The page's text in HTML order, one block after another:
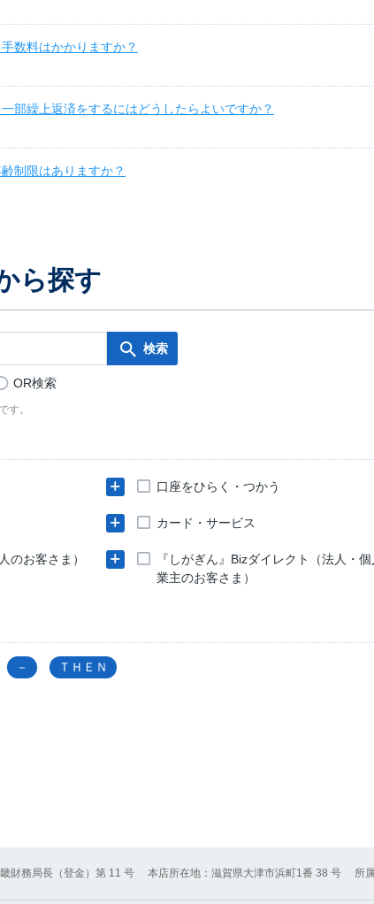
数料はかかりますか？
部繰上返済をするにはどうしたらよいですか？
制限はありますか？
ら探す
OR検索
す。
口座をひらく・つかう
カード・サービス
のお客さま）
『しがぎん』Bizダイレクト（法人・
業主のお客さま）
－ ＴＨＥＮ
財務局長（登金）第 11 号 本店所在地：滋賀県大津市浜町1番 38 号 所